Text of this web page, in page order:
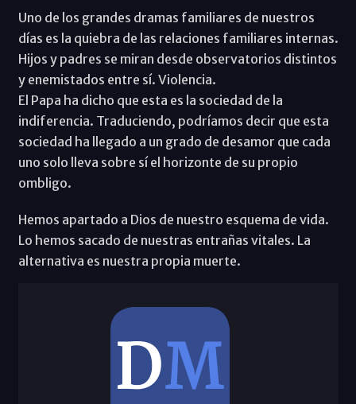
Uno de los grandes dramas familiares de nuestros
días es la quiebra de las relaciones familiares internas.
Hijos y padres se miran desde observatorios distintos
y enemistados entre sí. Violencia.
El Papa ha dicho que esta es la sociedad de la
indiferencia. Traduciendo, podríamos decir que esta
sociedad ha llegado a un grado de desamor que cada
uno solo lleva sobre sí el horizonte de su propio
ombligo.
Hemos apartado a Dios de nuestro esquema de vida.
Lo hemos sacado de nuestras entrañas vitales. La
alternativa es nuestra propia muerte.